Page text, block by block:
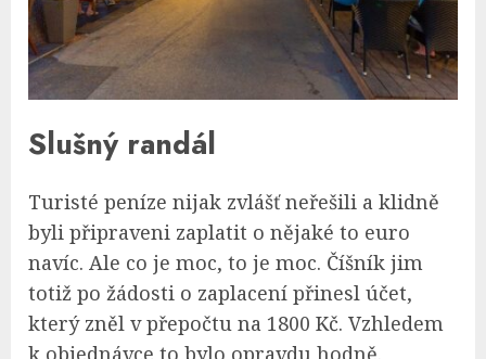
Slušný randál
Turisté peníze nijak zvlášť neřešili a klidně
byli připraveni zaplatit o nějaké to euro
navíc. Ale co je moc, to je moc. Číšník jim
totiž po žádosti o zaplacení přinesl účet,
který zněl v přepočtu na 1800 Kč. Vzhledem
k objednávce to bylo opravdu hodně.